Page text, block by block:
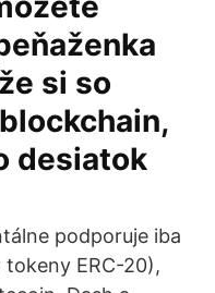
si so
desiatok
podporuje iba
ERC-20),